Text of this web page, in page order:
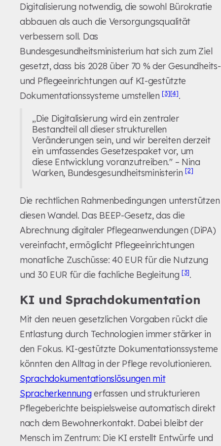
Digitalisierung notwendig, die sowohl Bürokratie
abbauen als auch die Versorgungsqualität
verbessern soll. Das
Bundesgesundheitsministerium hat sich zum Ziel
gesetzt, dass bis 2028 über 70 % der Gesundheits-
und Pflegeeinrichtungen auf KI-gestützte
Dokumentationssysteme umstellen[3][4].
„Die Digitalisierung wird ein zentraler
Bestandteil all dieser strukturellen
Veränderungen sein, und wir bereiten derzeit
ein umfassendes Gesetzespaket vor, um
diese Entwicklung voranzutreiben." – Nina
Warken, Bundesgesundheitsministerin[2]
Die rechtlichen Rahmenbedingungen unterstützen
diesen Wandel. Das BEEP-Gesetz, das die
Abrechnung digitaler Pflegeanwendungen (DiPA)
vereinfacht, ermöglicht Pflegeeinrichtungen
monatliche Zuschüsse: 40 EUR für die Nutzung
und 30 EUR für die fachliche Begleitung[3].
KI und Sprachdokumentation
Mit den neuen gesetzlichen Vorgaben rückt die
Entlastung durch Technologien immer stärker in
den Fokus. KI-gestützte Dokumentationssysteme
könnten den Alltag in der Pflege revolutionieren.
Sprachdokumentationslösungen mit
Spracherkennung erfassen und strukturieren
Pflegeberichte beispielsweise automatisch direkt
nach dem Bewohnerkontakt. Dabei bleibt der
Mensch im Zentrum: Die KI erstellt Entwürfe und